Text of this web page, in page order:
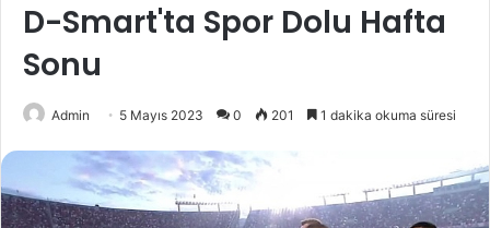
D-Smart'ta Spor Dolu Hafta
Sonu
Admin 5 Mayıs 2023 0 201 1 dakika okuma süresi